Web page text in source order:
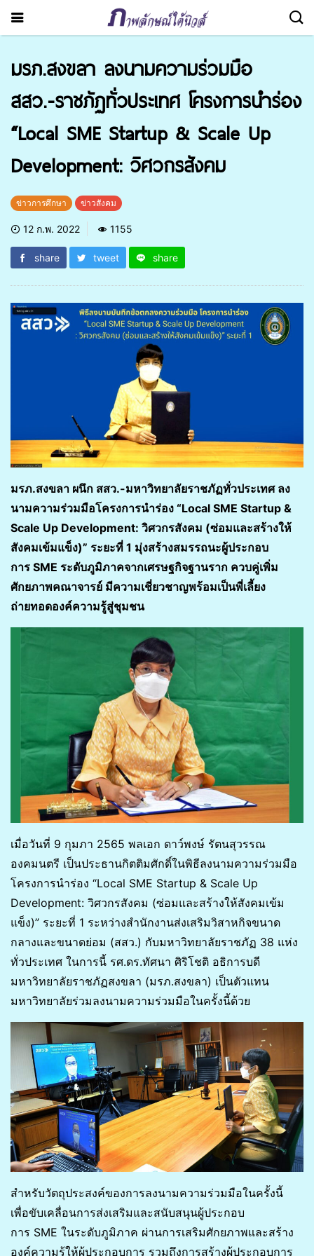
มรภ.สงขลา ลงนามความร่วมมือ
สสว.-ราชภัฏทั่วประเทศ โครงการนำร่อง
“Local SME Startup & Scale Up
Development: วิศวกรสังคม
ข่าวการศึกษา ข่าวสังคม
12 ก.พ. 2022 1155
share tweet share
มรภ.สงขลา ผนึก สสว.-มหาวิทยาลัยราชภัฏทั่วประเทศ ลง
นามความร่วมมือโครงการนำร่อง “Local SME Startup &
Scale Up Development: วิศวกรสังคม (ซ่อมและสร้างให้
สังคมเข้มแข็ง)” ระยะที่ 1 มุ่งสร้างสมรรถนะผู้ประกอบ
การ SME ระดับภูมิภาคจากเศรษฐกิจฐานราก ควบคู่เพิ่ม
ศักยภาพคณาจารย์ มีความเชี่ยวชาญพร้อมเป็นพี่เลี้ยง
ถ่ายทอดองค์ความรู้สู่ชุมชน
เมื่อวันที่ 9 กุมภา 2565 พลเอก ดาว์พงษ์ รัตนสุวรรณ
องคมนตรี เป็นประธานกิตติมศักดิ์ในพิธีลงนามความร่วมมือ
โครงการนำร่อง “Local SME Startup & Scale Up
Development: วิศวกรสังคม (ซ่อมและสร้างให้สังคมเข้ม
แข็ง)” ระยะที่ 1 ระหว่างสำนักงานส่งเสริมวิสาหกิจขนาด
กลางและขนาดย่อม (สสว.) กับมหาวิทยาลัยราชภัฏ 38 แห่ง
ทั่วประเทศ ในการนี้ รศ.ดร.ทัศนา ศิริโชติ อธิการบดี
มหาวิทยาลัยราชภัฏสงขลา (มรภ.สงขลา) เป็นตัวแทน
มหาวิทยาลัยร่วมลงนามความร่วมมือในครั้งนี้ด้วย
สำหรับวัตถุประสงค์ของการลงนามความร่วมมือในครั้งนี้
เพื่อขับเคลื่อนการส่งเสริมและสนับสนุนผู้ประกอบ
การ SME ในระดับภูมิภาค ผ่านการเสริมศักยภาพและสร้าง
องค์ความรู้ให้ผู้ประกอบการ รวมถึงการสร้างผู้ประกอบการ